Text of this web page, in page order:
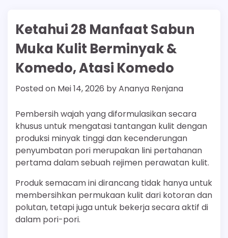
Ketahui 28 Manfaat Sabun
Muka Kulit Berminyak &
Komedo, Atasi Komedo
Posted on Mei 14, 2026 byAnanya Renjana
Pembersih wajah yang diformulasikan secara
khusus untuk mengatasi tantangan kulit dengan
produksi minyak tinggi dan kecenderungan
penyumbatan pori merupakan lini pertahanan
pertama dalam sebuah rejimen perawatan kulit.
Produk semacam ini dirancang tidak hanya untuk
membersihkan permukaan kulit dari kotoran dan
polutan, tetapi juga untuk bekerja secara aktif di
dalam pori-pori.